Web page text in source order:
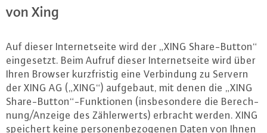
von Xing
Auf dieser In­ter­net­sei­te wird der „XING Sha­re-But­ton“
ein­ge­setzt. Beim Aufruf dieser In­ter­net­sei­te wird über
Ihren Browser kurz­fris­tig eine Ver­bin­dung zu Servern
der XING AG („XING“) aufgebaut, mit denen die „XING
Sha­re-But­ton“-Funk­tio­nen (ins­be­son­de­re die Be­rech­
nung/Anzeige des Zäh­ler­werts) erbracht werden. XING
speichert keine per­so­nen­be­zo­ge­nen Daten von Ihnen